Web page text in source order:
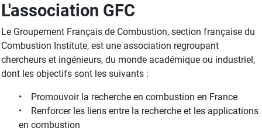
L'association GFC
Le Groupement Français de Combustion, section française du
Combustion Institute, est une association regroupant
chercheurs et ingénieurs, du monde académique ou industriel,
dont les objectifs sont les suivants :
• Promouvoir la recherche en combustion en France
• Renforcer les liens entre la recherche et les applications
en combustion